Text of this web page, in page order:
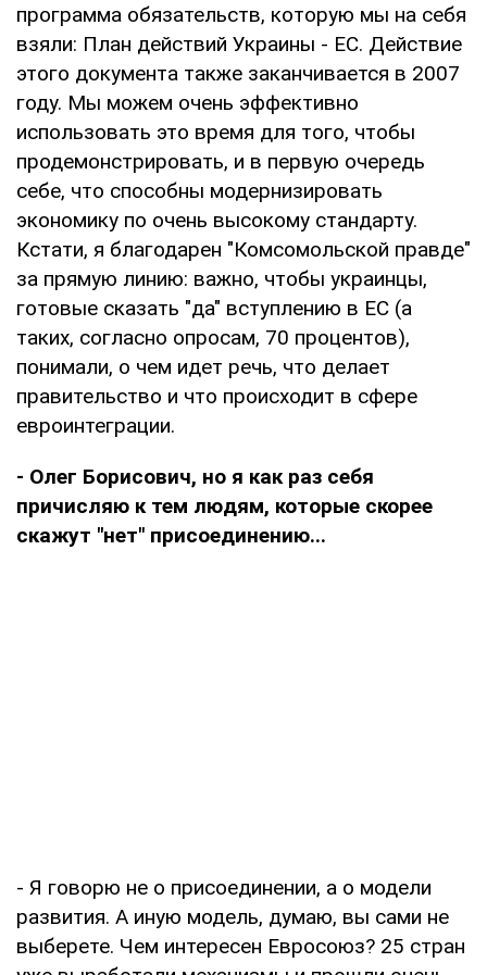
программа обязательств, которую мы на себя
взяли: План действий Украины - ЕС. Действие
этого документа также заканчивается в 2007
году. Мы можем очень эффективно
использовать это время для того, чтобы
продемонстрировать, и в первую очередь
себе, что способны модернизировать
экономику по очень высокому стандарту.
Кстати, я благодарен "Комсомольской правде"
за прямую линию: важно, чтобы украинцы,
готовые сказать "да" вступлению в ЕС (а
таких, согласно опросам, 70 процентов),
понимали, о чем идет речь, что делает
правительство и что происходит в сфере
евроинтеграции.
- Олег Борисович, но я как раз себя
причисляю к тем людям, которые скорее
скажут "нет" присоединению...
- Я говорю не о присоединении, а о модели
развития. А иную модель, думаю, вы сами не
выберете. Чем интересен Евросоюз? 25 стран